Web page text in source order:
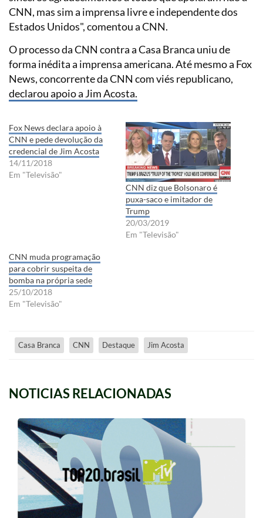
CNN, mas sim a imprensa livre e independente dos
Estados Unidos", comentou a CNN.
O processo da CNN contra a Casa Branca uniu de
forma inédita a imprensa americana. Até mesmo a Fox
News, concorrente da CNN com viés republicano,
declarou apoio a Jim Acosta.
Fox News declara apoio à
CNN e pede devolução da
credencial de Jim Acosta
14/11/2018
Em "Televisão"
CNN diz que Bolsonaro é
puxa-saco e imitador de
Trump
20/03/2019
Em "Televisão"
CNN muda programação
para cobrir suspeita de
bomba na própria sede
25/10/2018
Em "Televisão"
Casa Branca CNN Destaque Jim Acosta
NOTICIAS RELACIONADAS